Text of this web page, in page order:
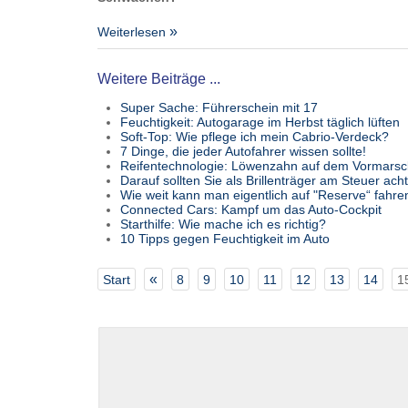
Weiterlesen
Weitere Beiträge ...
Super Sache: Führerschein mit 17
Feuchtigkeit: Autogarage im Herbst täglich lüften
Soft-Top: Wie pflege ich mein Cabrio-Verdeck?
7 Dinge, die jeder Autofahrer wissen sollte!
Reifentechnologie: Löwenzahn auf dem
Darauf sollten Sie als Brillenträger am Steuer
Wie weit kann man eigentlich auf "Reserve“
Connected Cars: Kampf um das Auto-Cockpit
Starthilfe: Wie mache ich es richtig?
10 Tipps gegen Feuchtigkeit im Auto
Start « 8 9 10 11 12 13 14